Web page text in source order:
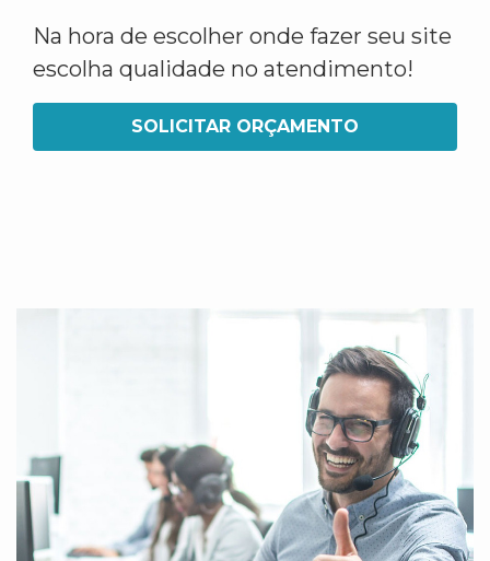
Na hora de escolher onde fazer seu site
escolha qualidade no atendimento!
SOLICITAR ORÇAMENTO